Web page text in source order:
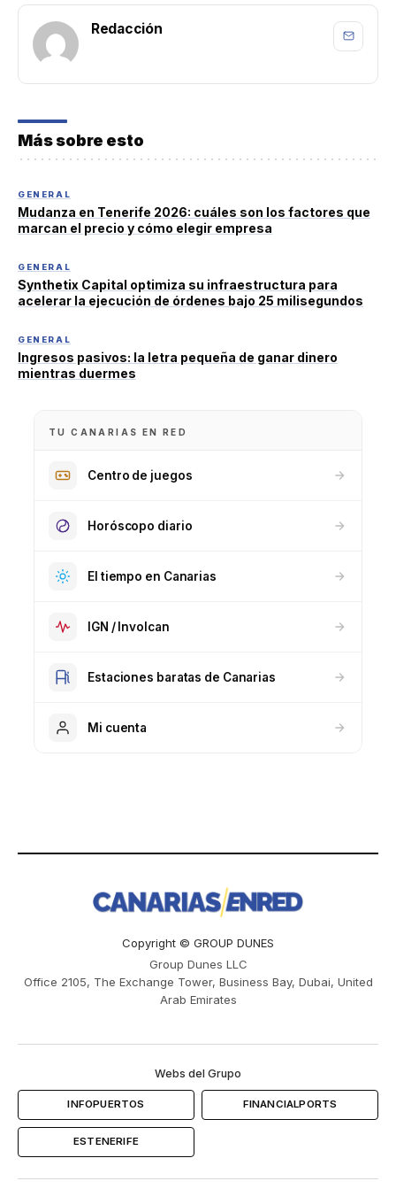
Redacción
Más sobre esto
GENERAL
Mudanza en Tenerife 2026: cuáles son los factores que
marcan el precio y cómo elegir empresa
GENERAL
Synthetix Capital optimiza su infraestructura para
acelerar la ejecución de órdenes bajo 25 milisegundos
GENERAL
Ingresos pasivos: la letra pequeña de ganar dinero
mientras duermes
TU CANARIAS EN RED
Centro de juegos
Horóscopo diario
El tiempo en Canarias
IGN / Involcan
Estaciones baratas de Canarias
Mi cuenta
Copyright © GROUP DUNES
Group Dunes LLC
Office 2105, The Exchange Tower, Business Bay, Dubai, United
Arab Emirates
Webs del Grupo
INFOPUERTOS FINANCIALPORTS
ESTENERIFE